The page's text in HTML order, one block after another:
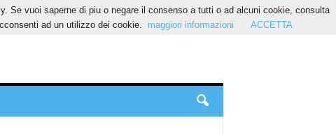
Se vuoi saperne di piu o negare il consenso a tutti o ad alcuni cookie, consulta
ad un utilizzo dei cookie.
maggiori informazioni ACCETTA